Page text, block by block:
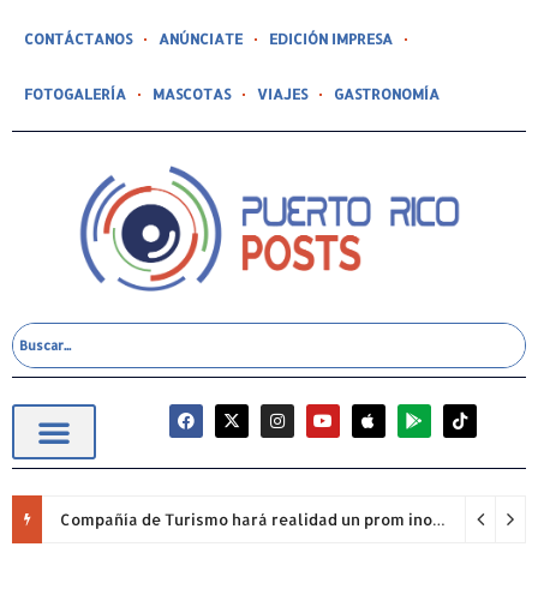
CONTÁCTANOS ANÚNCIATE EDICIÓN IMPRESA
FOTOGALERÍA MASCOTAS VIAJES GASTRONOMÍA
Compañía de Turismo hará realidad un prom inolvidable junto a Jowell para estudiantes de la Escuela Gabriela Mistral